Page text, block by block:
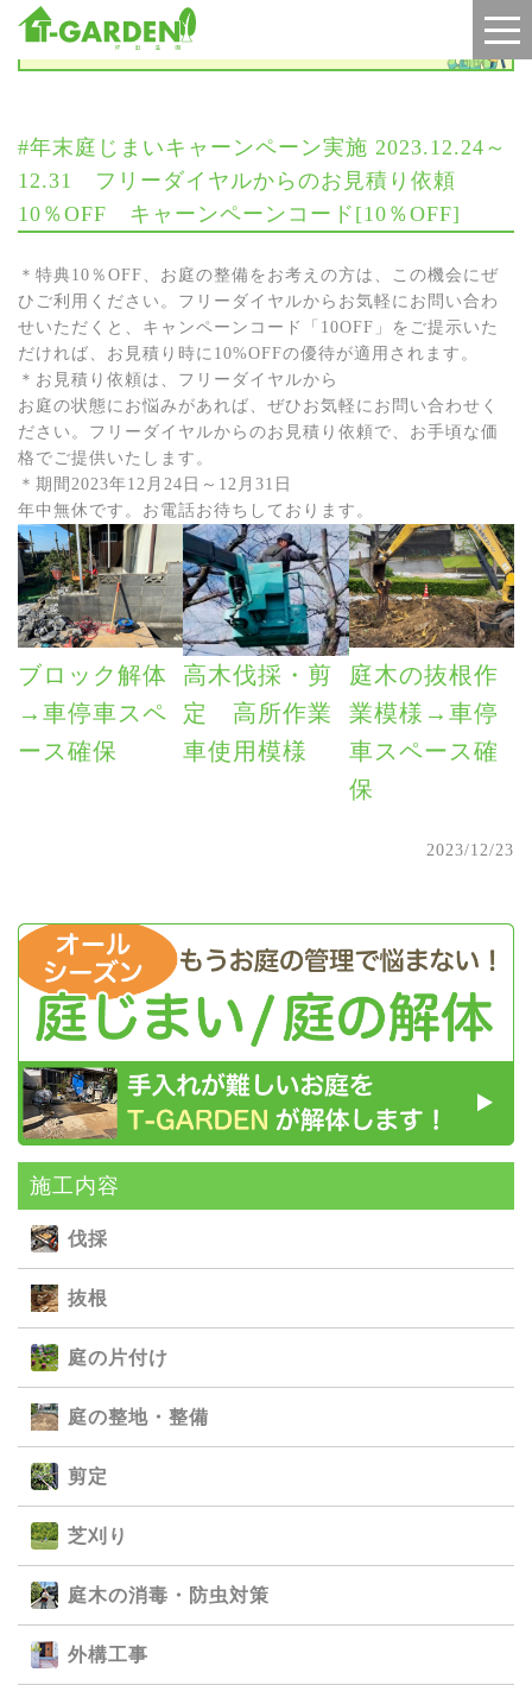
お知らせ
施⼯内容
伐採
抜根
庭の⽚付け
庭の整地・整備
剪定
芝刈り
庭⽊の消毒・防⾍対策
外構⼯事
#年末庭じまいキャーンペーン実施 2023.12.24～
12.31 フリーダイヤルからのお見積り依頼
10％OFF キャーンペーンコード[10％OFF]
＊特典10％OFF、お庭の整備をお考えの方は、この機会にぜ
ひご利用ください。フリーダイヤルからお気軽にお問い合わ
せいただくと、キャンペーンコード「10OFF」をご提示いた
だければ、お見積り時に10%OFFの優待が適用されます。
＊お見積り依頼は、フリーダイヤルから
お庭の状態にお悩みがあれば、ぜひお気軽にお問い合わせく
ださい。フリーダイヤルからのお見積り依頼で、お手頃な価
格でご提供いたします。
＊期間2023年12月24日～12月31日
年中無休です。お電話お待ちしております。
ブロック解体
→車停車スペ
ース確保
高木伐採・剪
定 高所作業
車使用模様
庭木の抜根作
業模様→車停
車スペース確
保
2023/12/23